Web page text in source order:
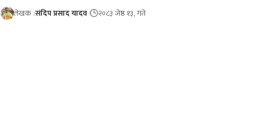
लेखक :संदिप प्रसाद यादव २०८३ जेष्ठ १३, गते